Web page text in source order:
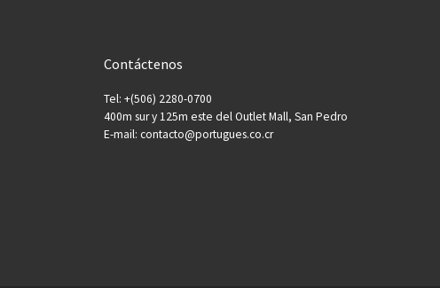
Contáctenos
Tel: +(506) 2280-0700
400m sur y 125m este del Outlet Mall, San Pedro
E-mail: contacto@portugues.co.cr